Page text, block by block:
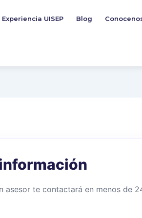
Experiencia UISEP Blog
asesor te contactará en menos de